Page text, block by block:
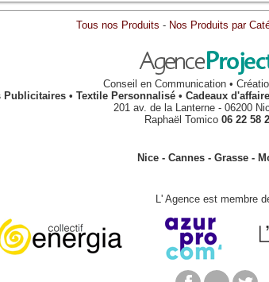
Tous nos Produits - Nos Produits par
Conseil en Communication •
Publicitaires • Textile Personnalisé • Cadeaux
201 av. de la Lanterne - 06200
Raphaël Tomico 06 22 58
Nice - Cannes - Grasse -
L' Agence est membre